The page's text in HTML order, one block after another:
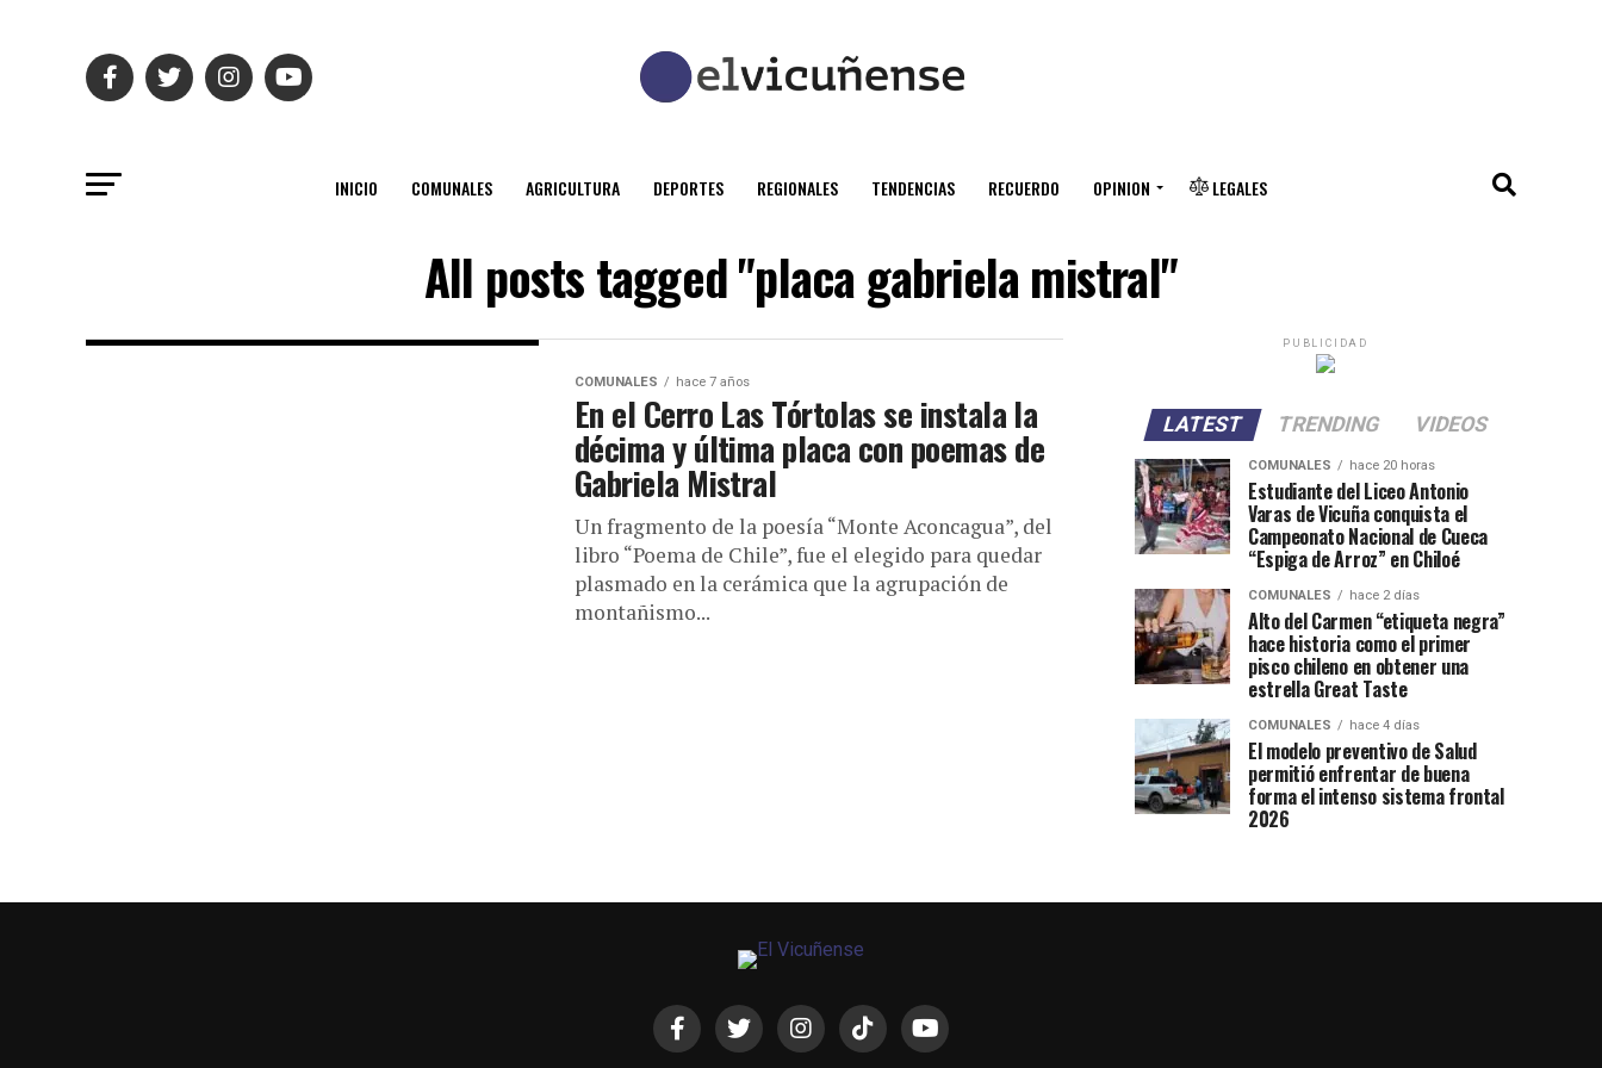
INICIO COMUNALES AGRICULTURA DEPORTES REGIONALES TENDENCIAS RECUERDO OPINION LEGALES
All posts tagged "placa gabriela mistral"
COMUNALES hace 7 años
En el Cerro Las Tórtolas se instala la
décima y última placa con poemas de
Gabriela Mistral
Un fragmento de la poesía “Monte Aconcagua”, del
libro “Poema de Chile”, fue el elegido para quedar
plasmado en la cerámica que la agrupación de
montañismo...
PUBLICIDAD
LATEST TRENDING VIDEOS
COMUNALES hace 20 horas
Estudiante del Liceo Antonio
Varas de Vicuña conquista el
Campeonato Nacional de Cueca
“Espiga de Arroz” en Chiloé
COMUNALES hace 2 días
Alto del Carmen “etiqueta negra”
hace historia como el primer
pisco chileno en obtener una
estrella Great Taste
COMUNALES hace 4 días
El modelo preventivo de Salud
permitió enfrentar de buena
forma el intenso sistema frontal
2026